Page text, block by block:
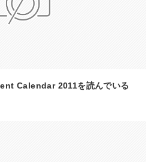
Calendar 2011を読んでいる